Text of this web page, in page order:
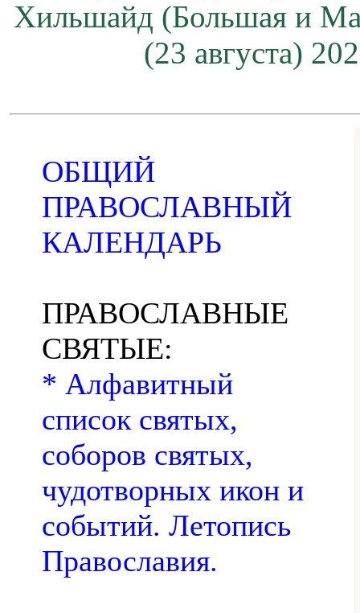
Хильшайд (Большая и
(23 августа)
ОБЩИЙ
ПРАВОСЛАВНЫЙ
КАЛЕНДАРЬ
ПРАВОСЛАВНЫЕ
СВЯТЫЕ:
* Алфавитный
список святых,
соборов святых,
чудотворных икон и
событий. Летопись
Православия.